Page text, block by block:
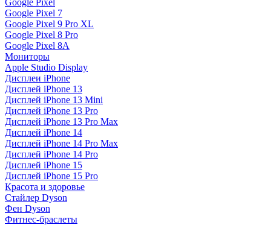
Google Pixel
Google Pixel 7
Google Pixel 9 Pro XL
Google Pixel 8 Pro
Google Pixel 8A
Мониторы
Apple Studio Display
Дисплеи iPhone
Дисплей iPhone 13
Дисплей iPhone 13 Mini
Дисплей iPhone 13 Pro
Дисплей iPhone 13 Pro Max
Дисплей iPhone 14
Дисплей iPhone 14 Pro Max
Дисплей iPhone 14 Pro
Дисплей iPhone 15
Дисплей iPhone 15 Pro
Красота и здоровье
Стайлер Dyson
Фен Dyson
Фитнес-браслеты